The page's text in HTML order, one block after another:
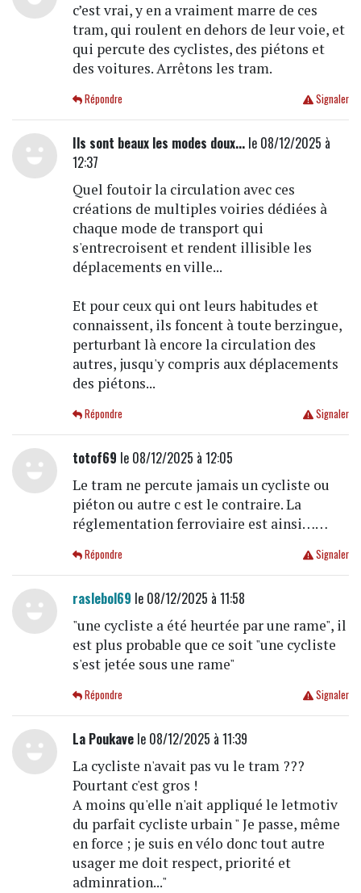
c’est vrai, y en a vraiment marre de ces
tram, qui roulent en dehors de leur voie, et
qui percute des cyclistes, des piétons et
des voitures. Arrêtons les tram.
Signaler
Répondre
Ils sont beaux les modes doux...le 08/12/2025 à
12:37
Quel foutoir la circulation avec ces
créations de multiples voiries dédiées à
chaque mode de transport qui
s'entrecroisent et rendent illisible les
déplacements en ville...
Et pour ceux qui ont leurs habitudes et
connaissent, ils foncent à toute berzingue,
perturbant là encore la circulation des
autres, jusqu'y compris aux déplacements
des piétons...
Signaler
Répondre
totof69 le 08/12/2025 à 12:05
Le tram ne percute jamais un cycliste ou
piéton ou autre c est le contraire. La
réglementation ferroviaire est ainsi……
Signaler
Répondre
raslebol69 le 08/12/2025 à 11:58
"une cycliste a été heurtée par une rame", il
est plus probable que ce soit "une cycliste
s'est jetée sous une rame"
Signaler
Répondre
La Poukavele 08/12/2025 à 11:39
La cycliste n'avait pas vu le tram ???
Pourtant c'est gros !
A moins qu'elle n'ait appliqué le letmotiv
du parfait cycliste urbain " Je passe, même
en force ; je suis en vélo donc tout autre
usager me doit respect, priorité et
adminration..."